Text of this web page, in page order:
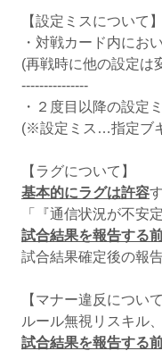
【設定ミスについて】
・対戦カード内にお
(再戦時に他の設定は
---------------
・２度目以降の設定
(※設定ミス…指定ブ
【ラグについて】
基本的にラグは許容
「『通信状況が不安
試合結果を報告する
試合結果確定後の報
【マナー違反について
ルール無視リスキル
試合結果を報告する